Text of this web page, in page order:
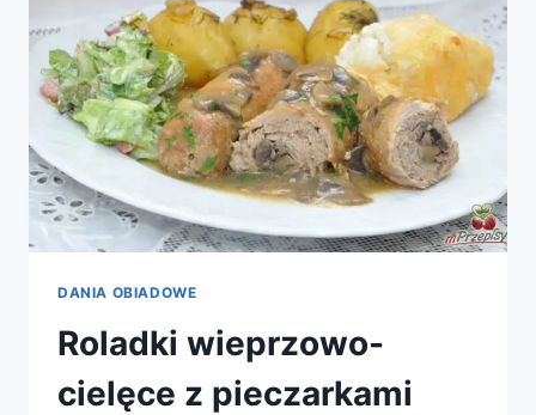
DANIA OBIADOWE
Roladki wieprzowo-
cielęce z pieczarkami